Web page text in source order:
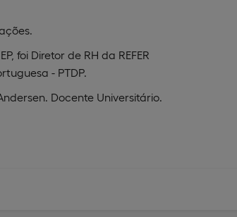
foi Diretor de RH da REFER
- PTDP.
Docente Universitário.